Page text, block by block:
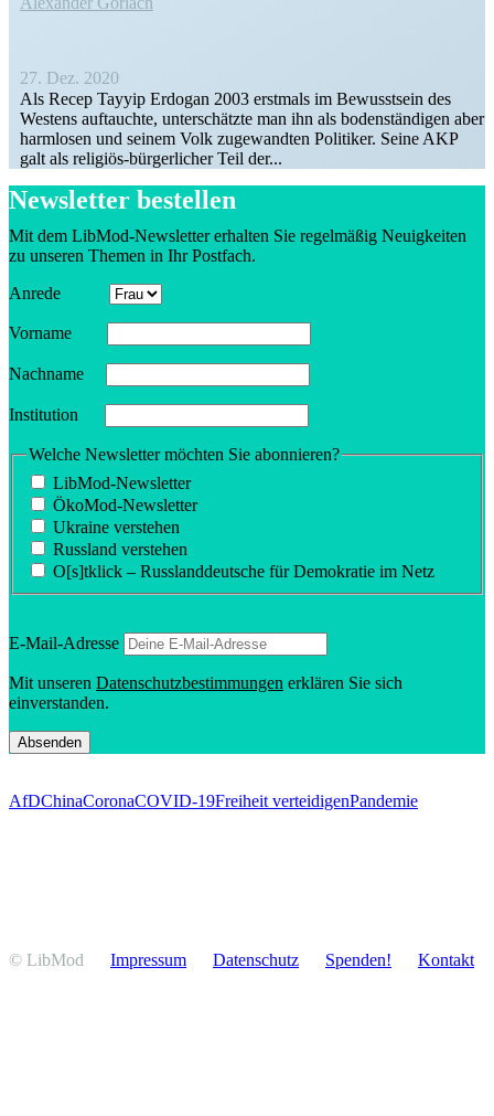
27. Dez. 2020
Als Recep Tayyip Erdogan 2003 erstmals im Bewusstsein des
Westens auftauchte, unter­schätzte man ihn als boden­stän­digen aber
harmlosen und seinem Volk zugewandten Politiker. Seine AKP
galt als religiös-bürger­­­licher Teil der...
Newsletter bestellen
Mit dem LibMod-Newsletter erhalten Sie regel­mäßig Neuig­keiten
zu unseren Themen in Ihr Postfach.
Anrede
Vorname
Nachname
Insti­tution
Welche Newsletter möchten Sie abonnieren?
LibMod-Newsletter
ÖkoMod-Newsletter
Ukraine verstehen
Russland verstehen
O[s]tklick – Russland­deutsche für Demokratie im Netz
E‑Mail-Adresse
Mit unseren Daten­schutz­be­stim­mungen erklären Sie sich
einverstanden.
AfDChinaCoronaCOVID-19Freiheit verteidigenPandemie
© LibMod Impressum Daten­schutz Spenden! Kontakt